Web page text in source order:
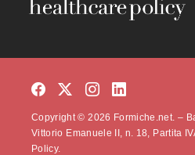
Copyright © 2026 Formiche.net. –
Vittorio Emanuele II, n. 18, Partita
Policy.